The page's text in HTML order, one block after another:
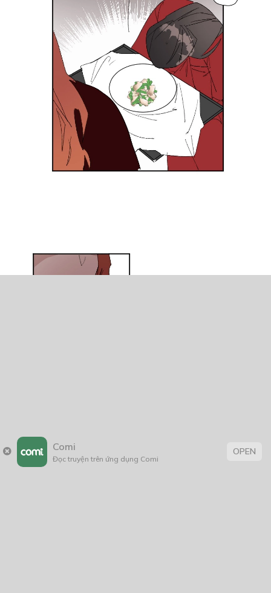
Comi
Đọc truyện trên ứng dụng Comi
OPEN